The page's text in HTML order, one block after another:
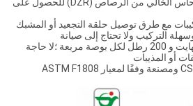
جودة عالية: مصنوعة من النحاس الخالي من الرصاص (DZR) للحصول على
مع طرق توصيل حلقة التجعيد أو المشبك
مصنفة إلى 200 درجة فهرنهايت و 200 رطل لكل بوصة مربعة ؛لا حاجة
أو المذيبات